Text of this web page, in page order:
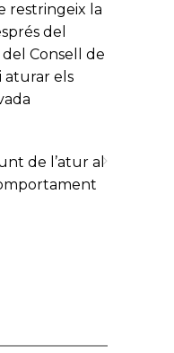
restringeix la
del
Consell de
aturar els
de l’atur al